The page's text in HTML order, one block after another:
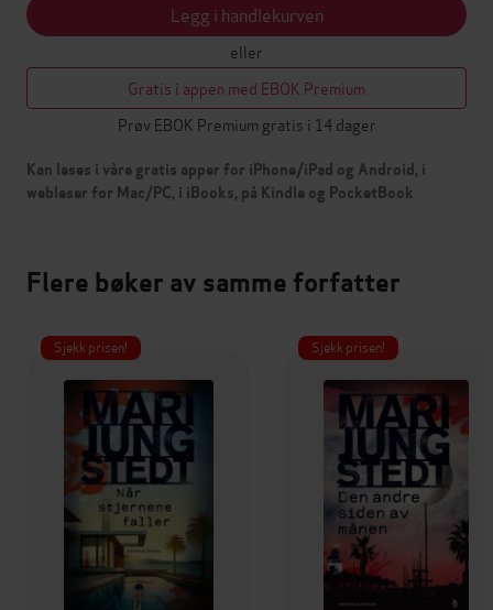
Legg i handlekurven
eller
Gratis i appen med EBOK Premium
Prøv EBOK Premium gratis i 14 dager
Kan leses i våre gratis apper for iPhone/iPad og Android, i
webleser for Mac/PC, i iBooks, på Kindle og PocketBook
Flere bøker av samme forfatter
Sjekk prisen! Sjekk prisen!